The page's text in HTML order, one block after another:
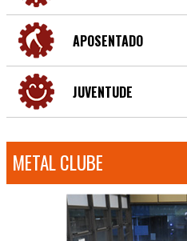
APOSENTADO
JUVENTUDE
METAL CLUBE